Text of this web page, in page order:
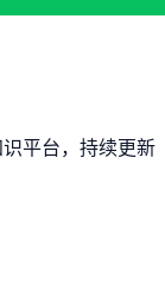
平台，持续更新